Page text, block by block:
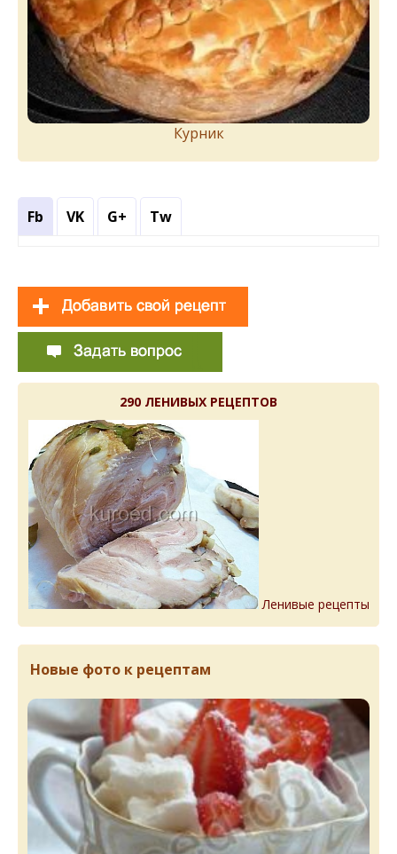
Курник
Fb VK G+ Tw
290 ЛЕНИВЫХ РЕЦЕПТОВ
Ленивые рецепты
Новые фото к рецептам